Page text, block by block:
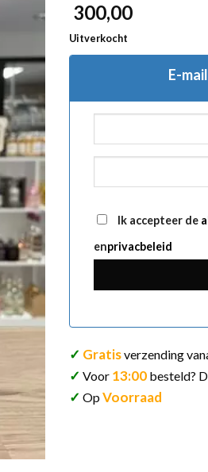
300,00
Uitverkocht
E-
Ik accepteer de
enprivacbeleid
✓ Gratisverzending
✓ Voor 13:00 besteld?
✓ OpVoorraad